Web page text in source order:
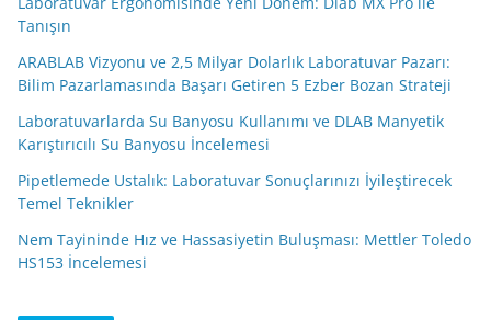
Tanışın
ARABLAB Vizyonu ve 2,5 Milyar Dolarlık Laboratuvar Pazarı:
Bilim Pazarlamasında Başarı Getiren 5 Ezber Bozan Strateji
Laboratuvarlarda Su Banyosu Kullanımı ve DLAB Manyetik
Karıştırıcılı Su Banyosu İncelemesi
Pipetlemede Ustalık: Laboratuvar Sonuçlarınızı İyileştirecek
Temel Teknikler
Nem Tayininde Hız ve Hassasiyetin Buluşması: Mettler Toledo
HS153 İncelemesi